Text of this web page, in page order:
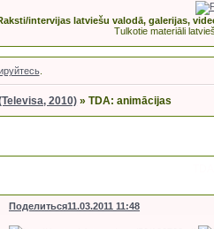
intervijas latviešu valodā, galerijas,
Tulkotie materiāli
.
2010) »TDA: animācijas
Поделиться11.03.2011 11:48